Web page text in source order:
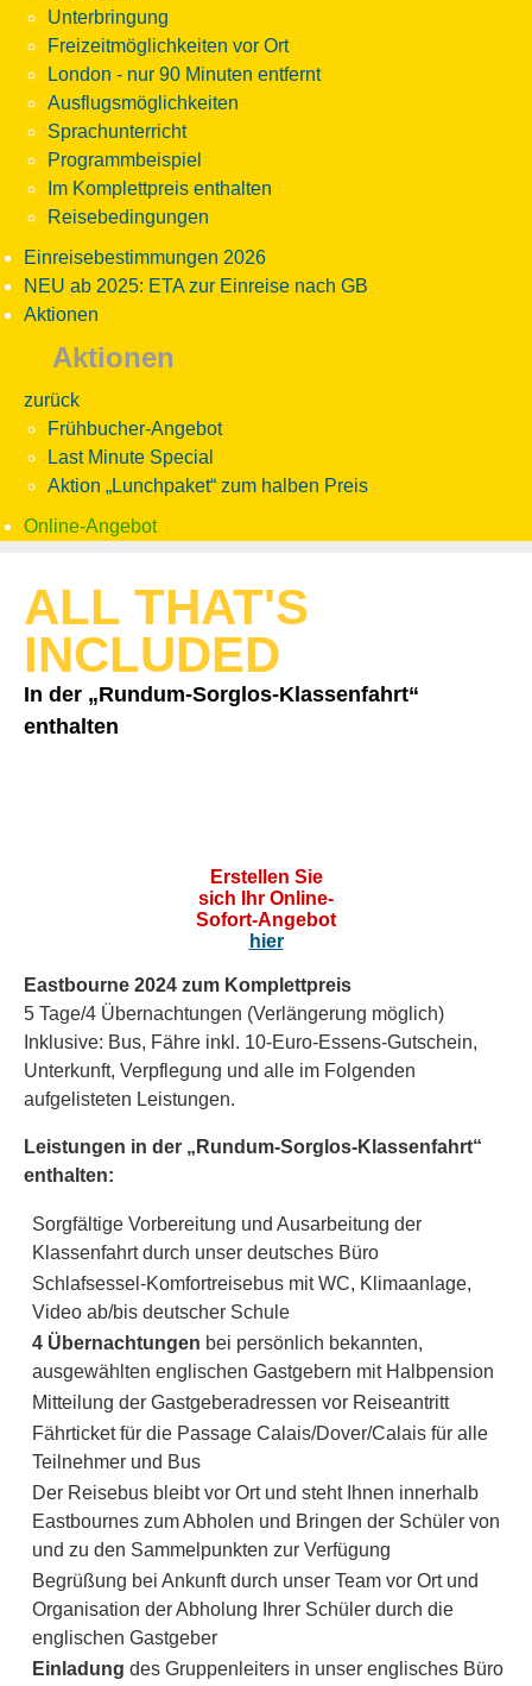
Unterbringung
Freizeitmöglichkeiten vor Ort
London - nur 90 Minuten entfernt
Ausflugsmöglichkeiten
Sprachunterricht
Programmbeispiel
Im Komplettpreis enthalten
Reisebedingungen
Einreisebestimmungen 2026
NEU ab 2025: ETA zur Einreise nach GB
Aktionen
Aktionen
zurück
Frühbucher-Angebot
Last Minute Special
Aktion „Lunchpaket“ zum halben Preis
Online-Angebot
ALL THAT'S
INCLUDED
In der „Rundum-Sorglos-Klassenfahrt“
enthalten
Erstellen Sie
sich Ihr Online-
Sofort-Angebot
hier
Eastbourne 2024 zum Komplettpreis
5 Tage/4 Übernachtungen (Verlängerung möglich)
Inklusive: Bus, Fähre inkl. 10-Euro-Essens-Gutschein,
Unterkunft, Verpflegung und alle im Folgenden
aufgelisteten Leistungen.
Leistungen in der „Rundum-Sorglos-Klassenfahrt“
enthalten:
Sorgfältige Vorbereitung und Ausarbeitung der
Klassenfahrt durch unser deutsches Büro
Schlafsessel-Komfortreisebus mit WC, Klimaanlage,
Video ab/bis deutscher Schule
4 Übernachtungen bei persönlich bekannten,
ausgewählten englischen Gastgebern mit Halbpension
Mitteilung der Gastgeberadressen vor Reiseantritt
Fährticket für die Passage Calais/Dover/Calais für alle
Teilnehmer und Bus
Der Reisebus bleibt vor Ort und steht Ihnen innerhalb
Eastbournes zum Abholen und Bringen der Schüler von
und zu den Sammelpunkten zur Verfügung
Begrüßung bei Ankunft durch unser Team vor Ort und
Organisation der Abholung Ihrer Schüler durch die
englischen Gastgeber
Einladung des Gruppenleiters in unser englisches Büro